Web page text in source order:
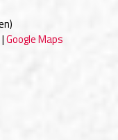
Google Maps